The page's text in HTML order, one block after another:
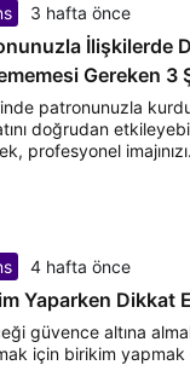
3 hafta önce
İlişkilerde
Gereken 3
patronunuzla
doğrudan
profesyonel
4 hafta önce
Yaparken Dikkat
güvence altına
için birikim